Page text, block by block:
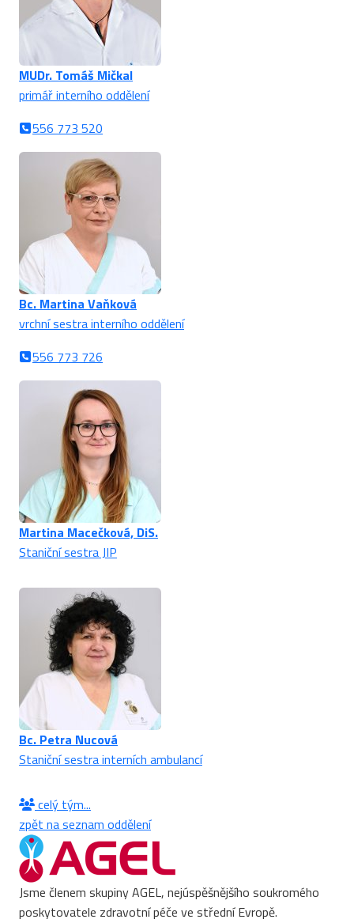
MUDr. Tomáš Mičkal
primář interního oddělení
556 773 520
Bc. Martina Vaňková
vrchní sestra interního oddělení
556 773 726
Martina Macečková, DiS.
Staniční sestra JIP
Bc. Petra Nucová
Staniční sestra interních ambulancí
celý tým...
zpět na seznam oddělení
Jsme členem skupiny AGEL, nejúspěšnějšího soukromého
poskytovatele zdravotní péče ve střední Evropě.